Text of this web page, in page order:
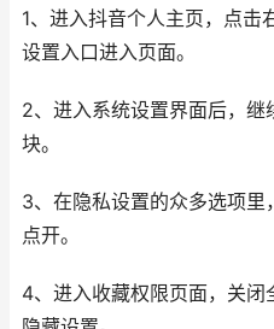
1、进入抖音个人主页，点击
设置入口进入页面。
2、进入系统设置界面后，
块。
3、在隐私设置的众多选项
点开。
4、进入收藏权限页面，关